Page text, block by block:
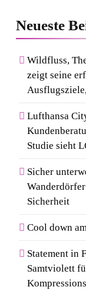
Neueste
Wildfluss,
zeigt seine
Lufthansa
Studie sieht
Sicher
Sicherheit
Cool down
Statement in
Samtviolett